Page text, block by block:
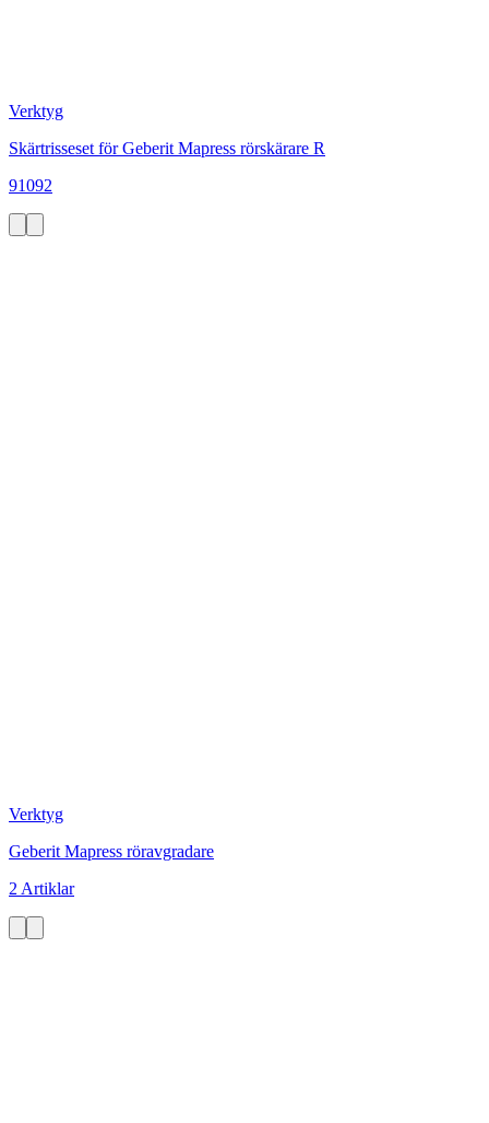
Verktyg
Skärtrisseset för Geberit Mapress rörskärare R
91092
Verktyg
Geberit Mapress röravgradare
2 Artiklar